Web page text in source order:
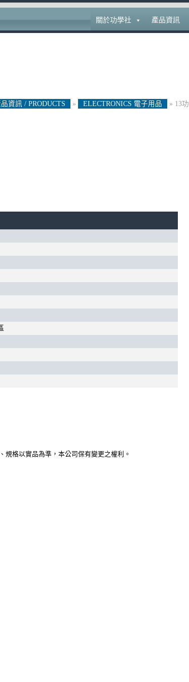
關於功學社 產品資訊
資訊 / PRODUCTS » ELECTRONICS 電子用品 » 13功
規格以實品為準，本公司保有變更之權利。